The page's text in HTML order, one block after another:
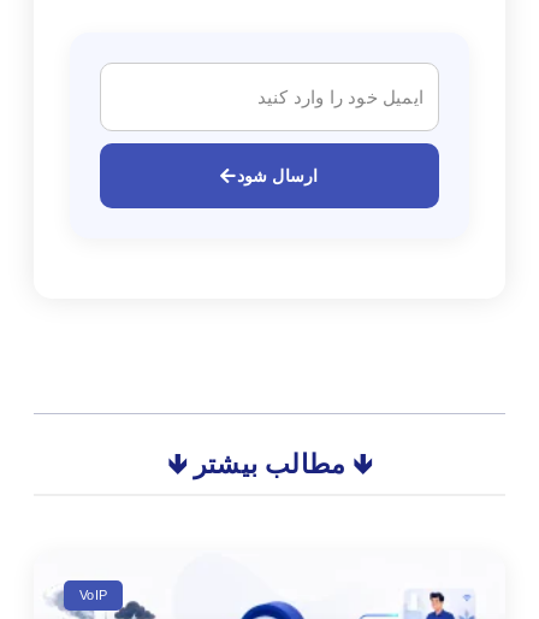
ارسال شود
🡻 مطالب بیشتر 🡻
VoIP